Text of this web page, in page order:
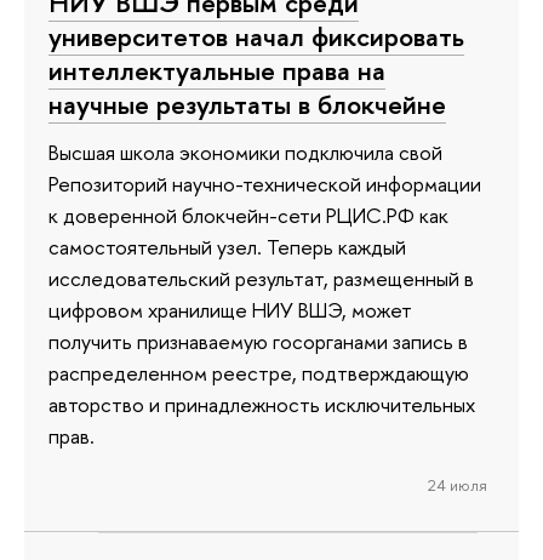
университетов начал фиксировать
интеллектуальные права на
научные результаты в блокчейне
Высшая школа экономики подключила свой
Репозиторий научно-технической информации
к доверенной блокчейн-сети РЦИС.РФ как
самостоятельный узел. Теперь каждый
исследовательский результат, размещенный в
цифровом хранилище НИУ ВШЭ, может
получить признаваемую госорганами запись в
распределенном реестре, подтверждающую
авторство и принадлежность исключительных
прав.
24 июля